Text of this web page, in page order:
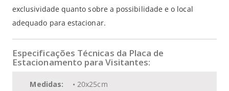
exclusividade quanto sobre a possibilidade e o local
adequado para estacionar.
Especificações Técnicas da Placa de
Estacionamento para Visitantes:
Medidas:
• 20x25cm